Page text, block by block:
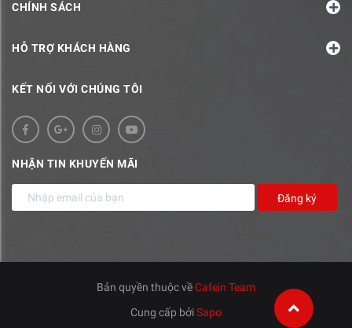
CHÍNH SÁCH
HỖ TRỢ KHÁCH HÀNG
KẾT NỐI VỚI CHÚNG TÔI
NHẬN TIN KHUYẾN MÃI
Đăng ký
Bản quyền thuộc vềCafein Team
Cung cấp bởiSapo